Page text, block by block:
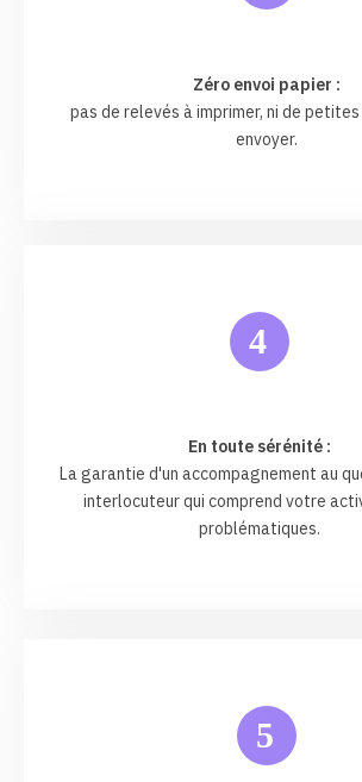
Zéro envoi papier :
pas de relevés à imprimer, ni de
envoyer.
4
En toute sérénité :
La garantie d'un accompagnement au
interlocuteur qui comprend votre
problématiques.
5